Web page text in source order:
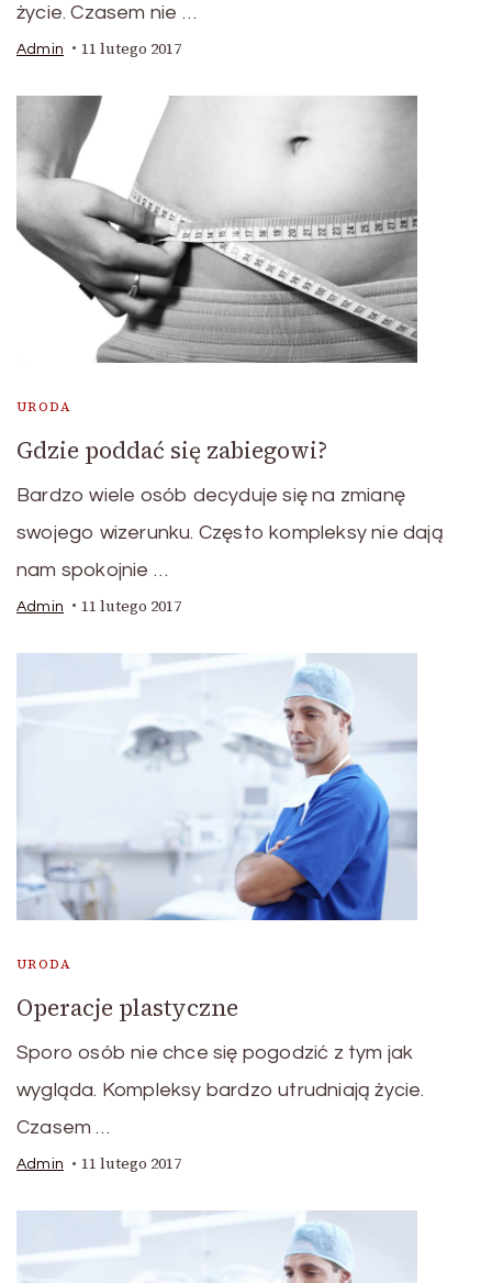
życie. Czasem nie …
Admin 11 lutego 2017
URODA
Gdzie poddać się zabiegowi?
Bardzo wiele osób decyduje się na zmianę
swojego wizerunku. Często kompleksy nie dają
nam spokojnie …
Admin 11 lutego 2017
URODA
Operacje plastyczne
Sporo osób nie chce się pogodzić z tym jak
wygląda. Kompleksy bardzo utrudniają życie.
Czasem …
Admin 11 lutego 2017